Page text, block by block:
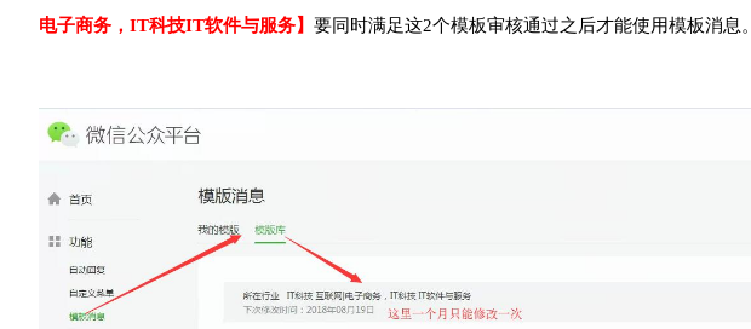
电子商务，IT科技IT软件与服务】 要同时满足这2个模板审核通过之后才能使用模板消息。